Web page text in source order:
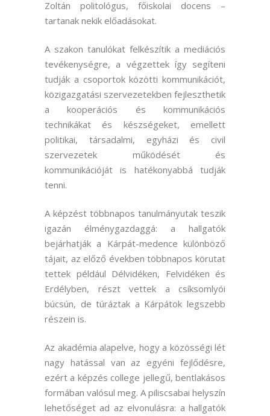
Zoltán politológus, főiskolai docens –
tartanak nekik előadásokat.
A szakon tanulókat felkészítik a mediációs
tevékenységre, a végzettek így segíteni
tudják a csoportok közötti kommunikációt,
közigazgatási szervezetekben fejleszthetik
a kooperációs és kommunikációs
technikákat és készségeket, emellett
politikai, társadalmi, egyházi és civil
szervezetek működését és
kommunikációját is hatékonyabbá tudják
tenni.
A képzést többnapos tanulmányutak teszik
igazán élménygazdaggá: a hallgatók
bejárhatják a Kárpát-medence különböző
tájait, az előző években többnapos körutat
tettek például Délvidéken, Felvidéken és
Erdélyben, részt vettek a csíksomlyói
búcsún, de túráztak a Kárpátok legszebb
részein is.
Az akadémia alapelve, hogy a közösségi lét
nagy hatással van az egyéni fejlődésre,
ezért a képzés college jellegű, bentlakásos
formában valósul meg. A piliscsabai helyszín
lehetőséget ad az elvonulásra: a hallgatók